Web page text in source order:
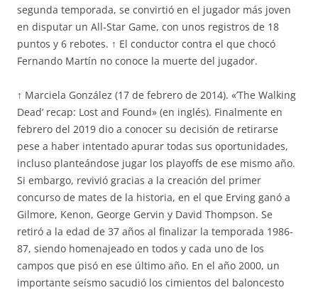
segunda temporada, se convirtió en el jugador más joven
en disputar un All-Star Game, con unos registros de 18
puntos y 6 rebotes. ↑ El conductor contra el que chocó
Fernando Martín no conoce la muerte del jugador.
↑ Marciela González (17 de febrero de 2014). «’The Walking
Dead’ recap: Lost and Found» (en inglés). Finalmente en
febrero del 2019 dio a conocer su decisión de retirarse
pese a haber intentado apurar todas sus oportunidades,
incluso planteándose jugar los playoffs de ese mismo año.
Si embargo, revivió gracias a la creación del primer
concurso de mates de la historia, en el que Erving ganó a
Gilmore, Kenon, George Gervin y David Thompson. Se
retiró a la edad de 37 años al finalizar la temporada 1986-
87, siendo homenajeado en todos y cada uno de los
campos que pisó en ese último año. En el año 2000, un
importante seísmo sacudió los cimientos del baloncesto